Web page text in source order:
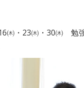
・23㈭・30㈭ 勉強